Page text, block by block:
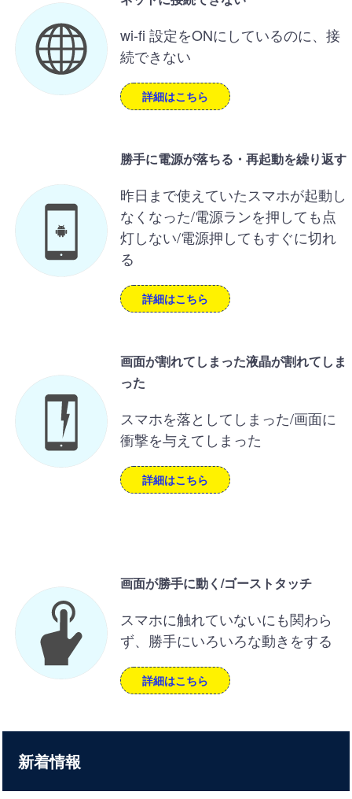
wi-fi 設定をONにしているのに、接
続できない
詳細はこちら
勝手に電源が落ちる・再起動を繰り返す
昨日まで使えていたスマホが起動し
なくなった/電源ランを押しても点
灯しない/電源押してもすぐに切れ
る
詳細はこちら
画面が割れてしまった液晶が割れてしま
った
スマホを落としてしまった/画面に
衝撃を与えてしまった
詳細はこちら
画面が勝手に動く/ゴーストタッチ
スマホに触れていないにも関わら
ず、勝手にいろいろな動きをする
詳細はこちら
新着情報